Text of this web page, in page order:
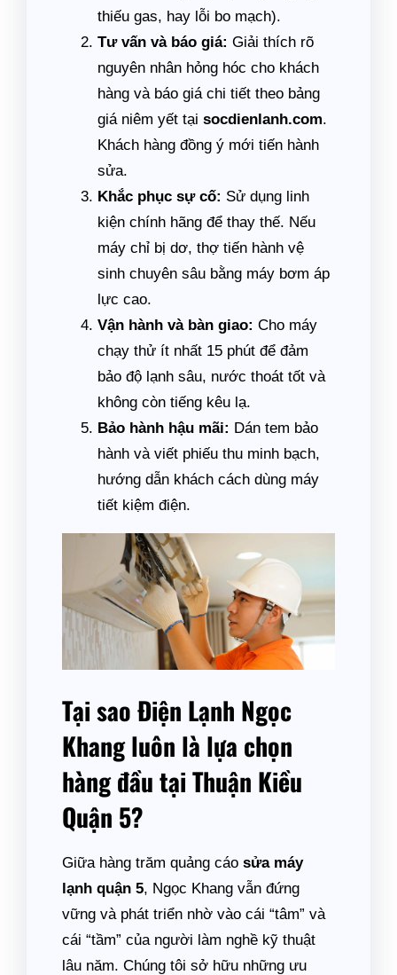
thiếu gas, hay lỗi bo mạch).
Tư vấn và báo giá: Giải thích rõ
nguyên nhân hỏng hóc cho khách
hàng và báo giá chi tiết theo bảng
giá niêm yết tại socdienlanh.com.
Khách hàng đồng ý mới tiến hành
sửa.
Khắc phục sự cố: Sử dụng linh
kiện chính hãng để thay thế. Nếu
máy chỉ bị dơ, thợ tiến hành vệ
sinh chuyên sâu bằng máy bơm áp
lực cao.
Vận hành và bàn giao: Cho máy
chạy thử ít nhất 15 phút để đảm
bảo độ lạnh sâu, nước thoát tốt và
không còn tiếng kêu lạ.
Bảo hành hậu mãi: Dán tem bảo
hành và viết phiếu thu minh bạch,
hướng dẫn khách cách dùng máy
tiết kiệm điện.
Tại sao Điện Lạnh Ngọc
Khang luôn là lựa chọn
hàng đầu tại Thuận Kiều
Quận 5?
Giữa hàng trăm quảng cáo sửa máy
lạnh quận 5, Ngọc Khang vẫn đứng
vững và phát triển nhờ vào cái “tâm” và
cái “tầm” của người làm nghề kỹ thuật
lâu năm. Chúng tôi sở hữu những ưu